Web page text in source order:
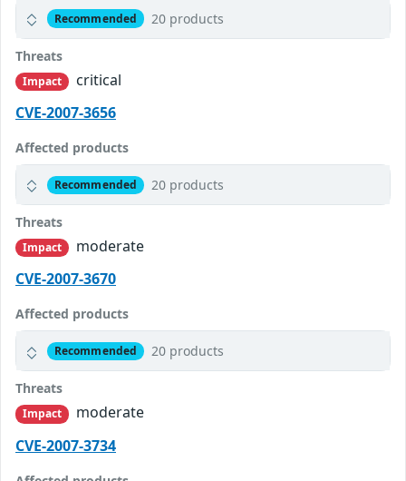
Recommended 20 products
Threats
Impact
critical
CVE-2007-3656
Affected products
Recommended 20 products
Threats
Impact
moderate
CVE-2007-3670
Affected products
Recommended 20 products
Threats
Impact
moderate
CVE-2007-3734